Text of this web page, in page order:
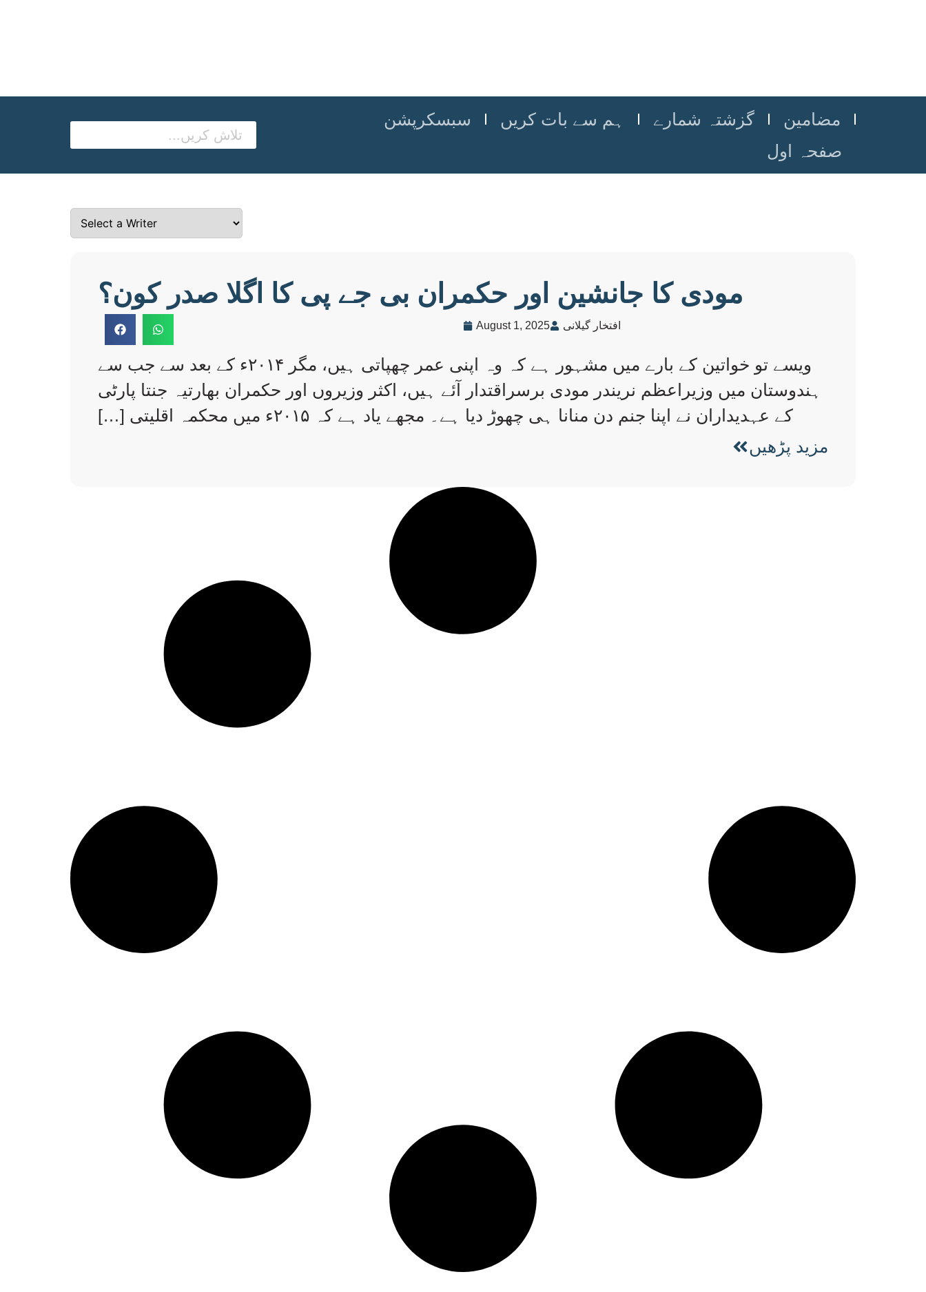
سبسکرپشن ہم سے بات کریں گزشتہ شمارے
مضامین
صفحہ اول
مودی کا جانشین اور حکمران بی جے پی کا اگلا صدر کون؟
August 1, 2025 افتخار گیلانی
ویسے تو خواتین کے بارے میں مشہور ہے کہ وہ اپنی عمر چھپاتی ہیں، مگر ۲۰۱۴ء کے بعد سے جب سے
ہندوستان میں وزیراعظم نریندر مودی برسراقتدار آئے ہیں، اکثر وزیروں اور حکمران بھارتیہ جنتا پارٹی
کے عہدیداران نے اپنا جنم دن منانا ہی چھوڑ دیا ہے۔ مجھے یاد ہے کہ ۲۰۱۵ء میں محکمہ اقلیتی […]
مزید پڑھیں